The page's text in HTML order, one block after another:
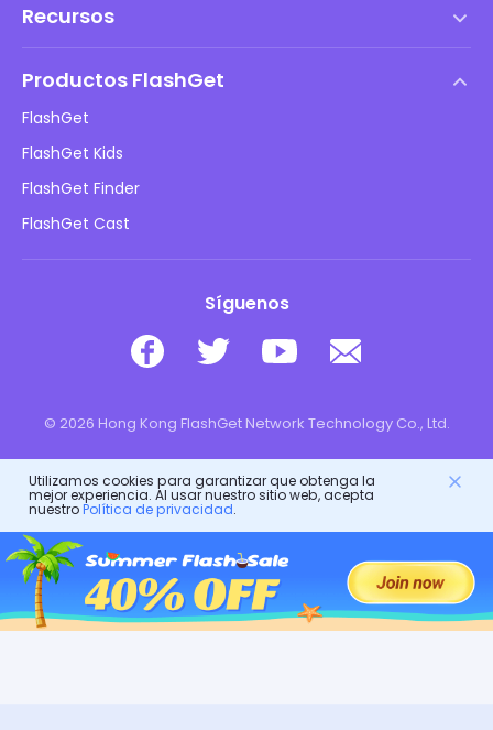
Política de DMCA
Política de privacidad
Políticas de publicidad
No vendas mi información
Recursos
Seguridad infantil en línea
Descargar
Productos FlashGet
FlashGet
FlashGet Kids
FlashGet Finder
FlashGet Cast
Síguenos
© 2026 Hong Kong FlashGet Network Technology Co., Ltd.
Utilizamos cookies para garantizar que obtenga la
mejor experiencia. Al usar nuestro sitio web, acepta
nuestroPolítica de privacidad.